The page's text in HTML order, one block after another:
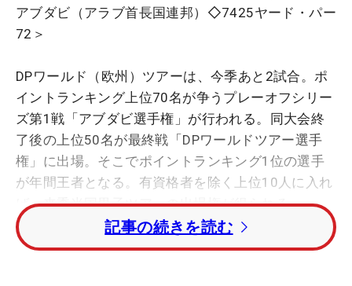
アブダビ（アラブ首長国連邦）◇7425ヤード・パー
72＞
DPワールド（欧州）ツアーは、今季あと2試合。ポ
イントランキング上位70名が争うプレーオフシリー
ズ第1戦「アブダビ選手権」が行われる。同大会終
了後の上位50名が最終戦「DPワールドツアー選手
権」に出場。そこでポイントランキング1位の選手
が年間王者となる。有資格者を除く上位10人に入れ
ば、来季米国男子ツアーの出場権が得られる。
開幕の先立ち、予選ラウンドの組み合わせが発表さ
記事の続きを読む